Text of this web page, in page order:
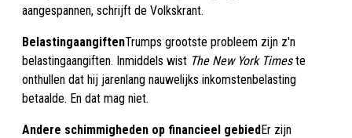
aangespannen, schrijft de Volkskrant.
BelastingaangiftenTrumps grootste probleem zijn z'n
belastingaangiften. Inmiddels wist The New York Timeste
onthullen dat hij jarenlang nauwelijks inkomstenbelasting
betaalde. En dat mag niet.
Andere schimmigheden op financieel gebiedEr zijn